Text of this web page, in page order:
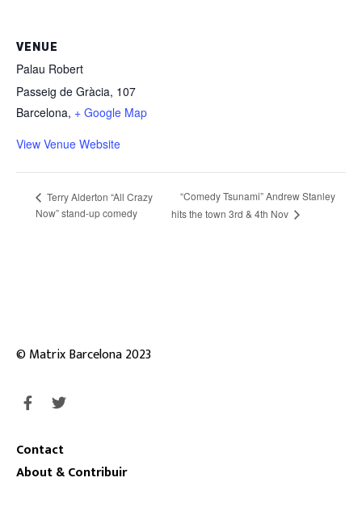
VENUE
Palau Robert
Passeig de Gràcia, 107
Barcelona, + Google Map
View Venue Website
Terry Alderton “All Crazy
Now” stand-up comedy
“Comedy Tsunami” Andrew Stanley
hits the town 3rd & 4th Nov
© Matrix Barcelona 2023
Contact
About & Contribuir